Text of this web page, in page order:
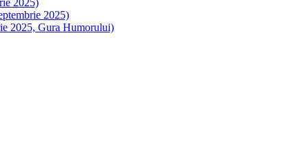
2025)
2025, Gura Humorului)